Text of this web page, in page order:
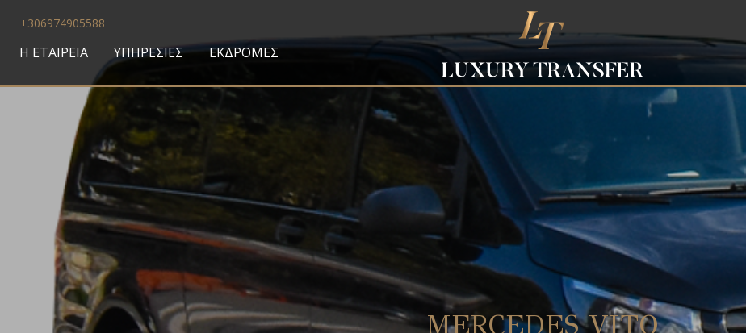
+306974905588
Η ΕΤΑΙΡΕΙΑ ΥΠΗΡΕΣΙΕΣ ΕΚΔΡΟΜΕΣ
MERCEDES VITO